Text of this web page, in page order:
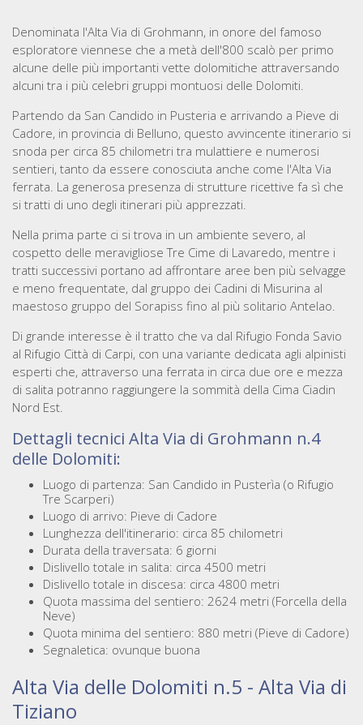
Denominata l'Alta Via di Grohmann, in onore del famoso
esploratore viennese che a metà dell'800 scalò per primo
alcune delle più importanti vette dolomitiche attraversando
alcuni tra i più celebri gruppi montuosi delle Dolomiti.
Partendo da San Candido in Pusteria e arrivando a Pieve di
Cadore, in provincia di Belluno, questo avvincente itinerario si
snoda per circa 85 chilometri tra mulattiere e numerosi
sentieri, tanto da essere conosciuta anche come l'Alta Via
ferrata. La generosa presenza di strutture ricettive fa sì che
si tratti di uno degli itinerari più apprezzati.
Nella prima parte ci si trova in un ambiente severo, al
cospetto delle meravigliose Tre Cime di Lavaredo, mentre i
tratti successivi portano ad affrontare aree ben più selvagge
e meno frequentate, dal gruppo dei Cadini di Misurina al
maestoso gruppo del Sorapiss fino al più solitario Antelao.
Di grande interesse è il tratto che va dal Rifugio Fonda Savio
al Rifugio Città di Carpi, con una variante dedicata agli alpinisti
esperti che, attraverso una ferrata in circa due ore e mezza
di salita potranno raggiungere la sommità della Cima Ciadin
Nord Est.
Dettagli tecnici Alta Via di Grohmann n.4
delle Dolomiti:
Luogo di partenza: San Candido in Pusterìa (o Rifugio
Tre Scarperi)
Luogo di arrivo: Pieve di Cadore
Lunghezza dell'itinerario: circa 85 chilometri
Durata della traversata: 6 giorni
Dislivello totale in salita: circa 4500 metri
Dislivello totale in discesa: circa 4800 metri
Quota massima del sentiero: 2624 metri (Forcella della
Neve)
Quota minima del sentiero: 880 metri (Pieve di Cadore)
Segnaletica: ovunque buona
Alta Via delle Dolomiti n.5 - Alta Via di
Tiziano